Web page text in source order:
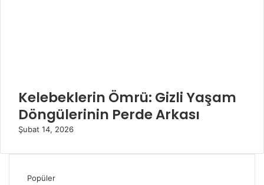
Kelebeklerin Ömrü: Gizli Yaşam
Döngülerinin Perde Arkası
Şubat 14, 2026
Popüler